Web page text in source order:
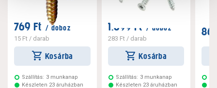
769 Ft / doboz
15 Ft / darab
Kosárba
Szállítás: 3 munkanap
Készleten 23 áruházban
1.699 Ft / doboz
283 Ft/ darab
Kosárba
Szállítás: 3 munkanap
Készleten 23 áruházban